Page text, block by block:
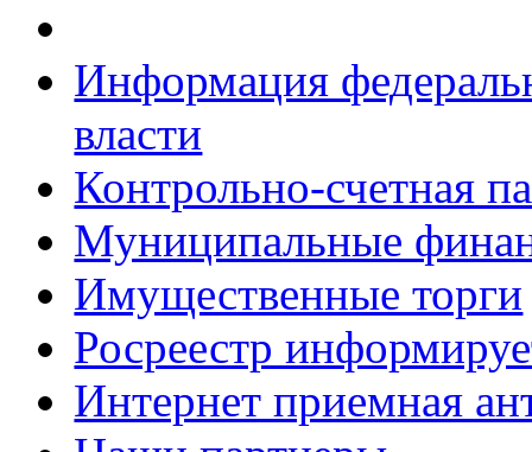
Информация
власти
Контрольно-счетная
Муниципальные
Имущественные торги
Росреестр
Интернет приемная